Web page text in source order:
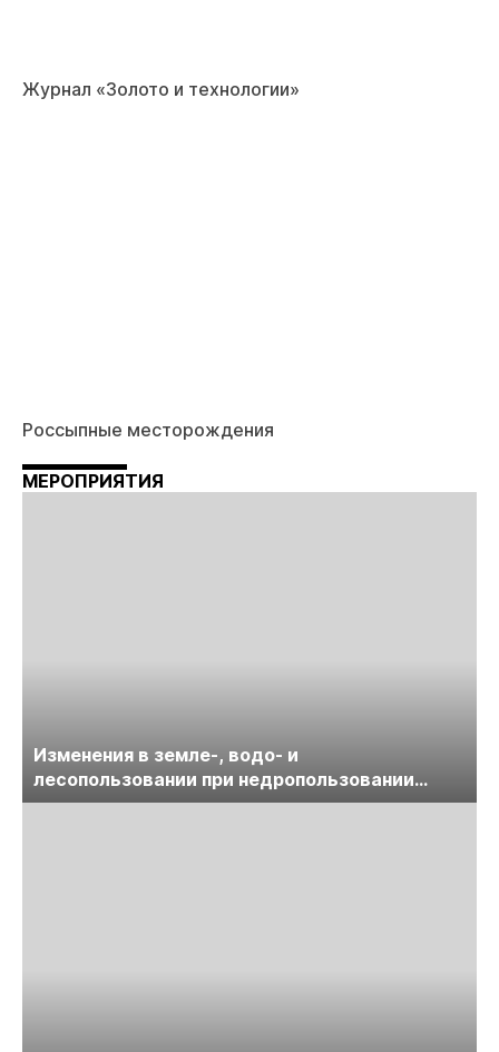
Журнал «Золото и технологии»
Россыпные месторождения
МЕРОПРИЯТИЯ
Изменения в земле-, водо- и
лесопользовании при недропользовании
обсудят на семинаре «ПравоТЭК»